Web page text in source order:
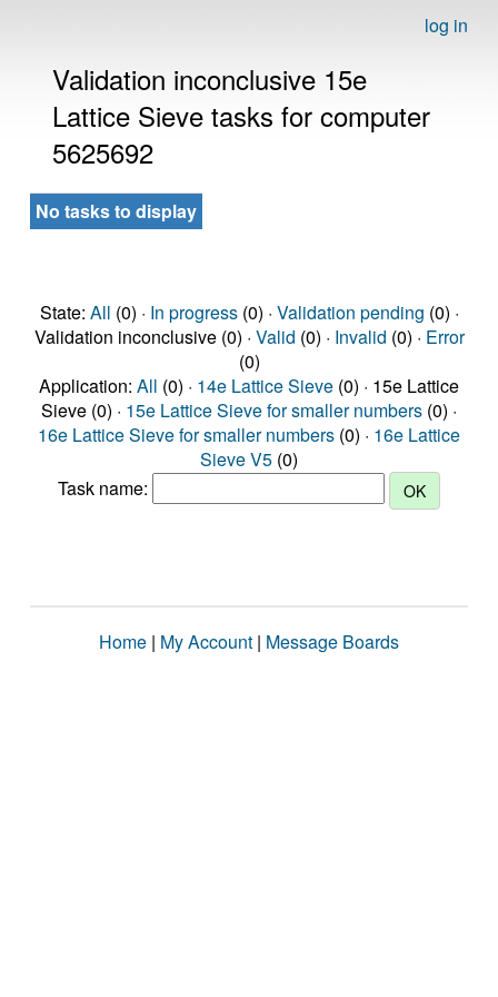
log in
Validation inconclusive 15e
Lattice Sieve tasks for computer
5625692
No tasks to display
State: All (0) · In progress(0) · Validation pending (0) ·
Validation inconclusive (0) · Valid (0) · Invalid (0) · Error
(0)
Application: All (0) · 14e Lattice Sieve (0) · 15e Lattice
Sieve (0) · 15e Lattice Sieve for smaller numbers (0) ·
16e Lattice Sieve for smaller numbers (0) · 16e Lattice
Sieve V5 (0)
Task name:
Home | My Account | Message Boards